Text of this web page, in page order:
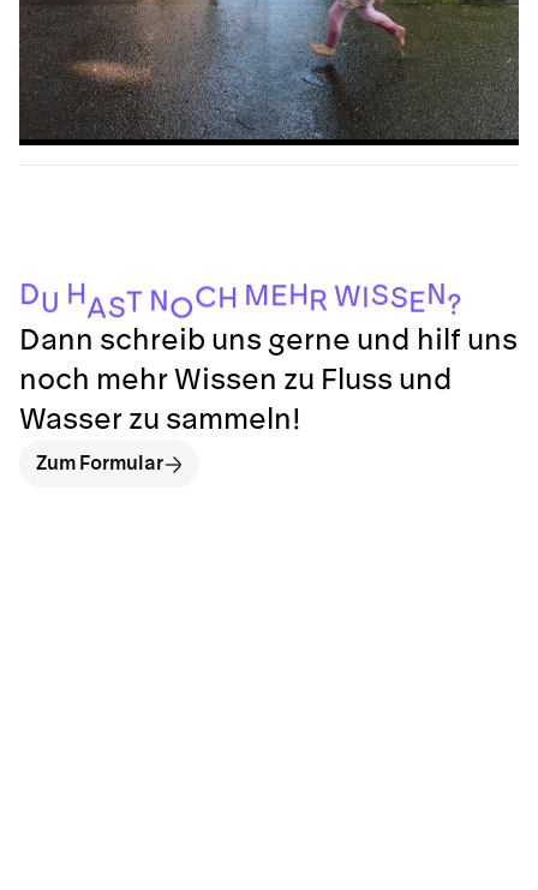
DU HAST N OC H M EH R WISS E N ?
Dann schreib uns gerne und hilf uns
noch mehr Wissen zu Fluss und
Wasser zu sammeln!
Zum Formular